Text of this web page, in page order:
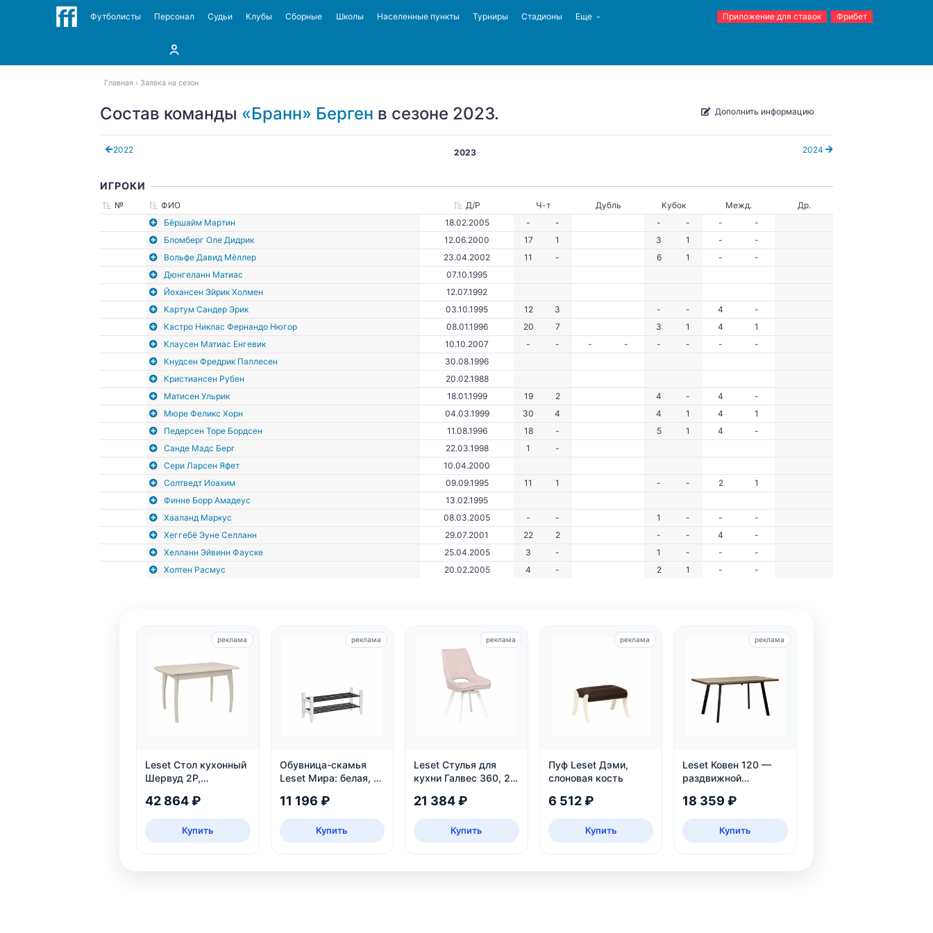
Футболисты Персонал Судьи Клубы Сборные Школы Населенные пункты Турниры Стадионы Еще Приложение для ставок Фрибет
Главная Заявка на сезон
Состав команды «Бранн» Берген в сезоне 2023. Дополнить информацию
2022 2024
2023
ИГРОКИ
№ ФИО Д/Р Ч-т Дубль Кубок Межд.
Др.
Бёршайм Мартин
18.02.2005 - - - - -
-
Бломберг Оле Дидрик
12.06.2000 17 1 3 1 -
-
Вольфе Давид Мёллер
23.04.2002 11 - 6 1 -
-
Дюнгеланн Матиас
07.10.1995
Йохансен Эйрик Холмен
12.07.1992
Картум Сандер Эрик
03.10.1995 12 3 - - 4
-
Кастро Никлас Фернандо Нюгор
08.01.1996 20 7 3 1 4
1
Клаусен Матиас Енгевик
10.10.2007 - - - - - - -
-
Кнудсен Фредрик Паллесен
30.08.1996
Кристиансен Рубен
20.02.1988
Матисен Ульрик
18.01.1999 19 2 4 - 4
-
Мюре Феликс Хорн
04.03.1999 30 4 4 1 4
1
Педерсен Торе Бордсен
11.08.1996 18 - 5 1 4
-
Санде Мадс Берг
22.03.1998 1
-
Сери Ларсен Яфет
10.04.2000
Солтведт Иоахим
09.09.1995 11 1 - - 2
1
Финне Борр Амадеус
13.02.1995
Хааланд Маркус
08.03.2005 - - 1 - -
-
Хеггебё Эуне Селланн
29.07.2001 22 2 - - 4
-
Хелланн Эйвинн Фауске
25.04.2005 3 - 1 - -
-
Холтен Расмус
20.02.2005 4 - 2 1 - -
Leset Стол кухонный
Шервуд 2Р,
42 864 ₽
Купить
реклама
Обувница-скамья
Leset Мира: белая, из
яруса, до 6 пар
11 196 ₽
Купить
реклама
Leset Стулья для
кухни Галвес 360, 2
21 384 ₽
Купить
реклама
Пуф Leset Дэми,
слоновая кость
6 512 ₽
Купить
реклама
Leset Ковен 120 —
раздвижной
18 359 ₽
Купить
реклама